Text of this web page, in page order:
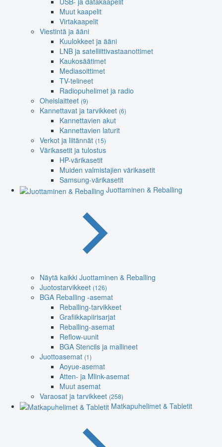
Muut kaapelit
Virtakaapelit
Viestintä ja ääni
Kuulokkeet ja ääni
LNB ja satelliittivastaanottimet
Kaukosäätimet
Mediasoittimet
TV-telineet
Radiopuhelimet ja radio
Oheislaitteet (9)
Kannettavat ja tarvikkeet (6)
Kannettavien akut
Kannettavien laturit
Verkot ja liitännät (15)
Värikasetit ja tulostus
HP-värikasetit
Muiden valmistajien värikasetit
Samsung-värikasetit
Juottaminen & Reballing
Näytä kaikki Juottaminen & Reballing
Juotostarvikkeet (126)
BGA Reballing -asemat
Reballing-tarvikkeet
Grafiikkapiirisarjat
Reballing-asemat
Reflow-uunit
BGA Stencils ja mallineet
Juottoasemat (1)
Aoyue-asemat
Atten- ja Mlink-asemat
Muut asemat
Varaosat ja tarvikkeet (258)
Matkapuhelimet & Tabletit